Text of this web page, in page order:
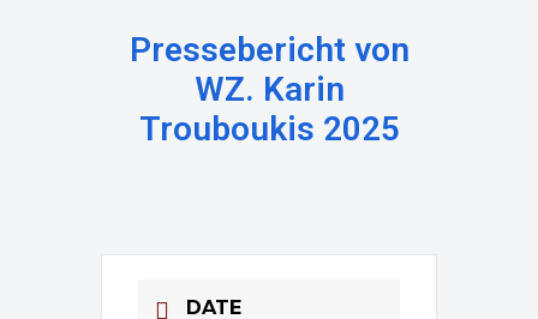
Pressebericht von
WZ. Karin
Trouboukis 2025
DATE